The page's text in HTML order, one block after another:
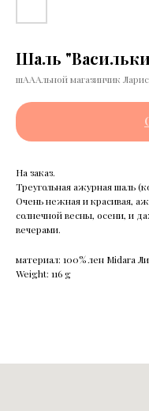
Шаль
шАААльной магазинчик
На заказ.
Треугольная ажурная шаль
Очень нежная и красивая,
солнечной весны, осени, и
вечерами.
материал: 100% лен Midara
Weight: 116 g